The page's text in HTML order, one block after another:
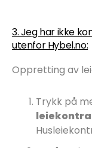
3. Jeg har ikke
utenfor Hybel.no:
Oppretting av
Trykk på